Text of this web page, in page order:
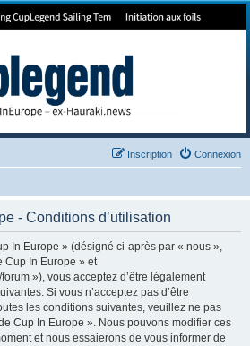
Connexion
Inscription
- Conditions d’utilisation
In Europe » (désigné ci-après par « nous »,
Cup In Europe » et
»), vous acceptez d’être légalement
Si vous n’acceptez pas d’être
les conditions suivantes, veuillez ne pas
Cup In Europe ». Nous pouvons modifier ces
et nous essaierons de vous informer de